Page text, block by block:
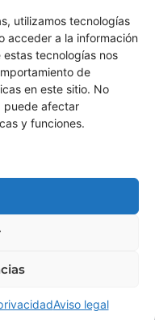
utilizamos tecnologías
acceder a la información
tecnologías nos
de
en este sitio. No
puede afectar
y funciones.
Aviso legal
Buscar
SLU · B85822872.
Cookies